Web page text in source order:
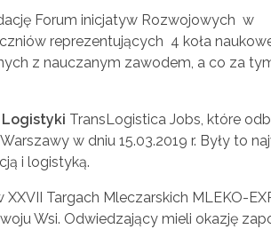
Forum inicjatyw Rozwojowych w
reprezentujących 4 koła
z nauczanym zawodem, a co za
TransLogistica Jobs, które
w dniu 15.03.2019 r. Były to
i logistyką.
Targach Mleczarskich MLEKO-
Wsi. Odwiedzający mieli okazję